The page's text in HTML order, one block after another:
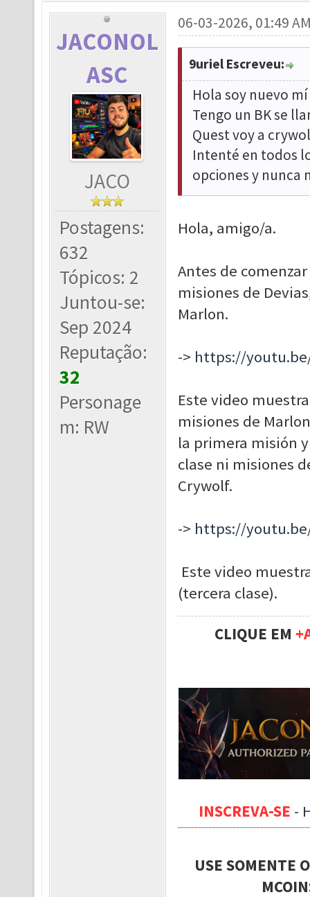
JACONOL
ASC
JACO
Postagens:
632
Tópicos: 2
Juntou-se:
Sep 2024
Reputação:
32
Personage
m: RW
06-03-2026, 01:49
9uriel Escreveu:
Hola soy nuevo
Tengo un BK se
Quest voy a
Intenté en todos
opciones y nunca
Hola, amigo/a.
Antes de
misiones de
Marlon.
-> https://
Este video
misiones de
la primera misión
clase ni misiones
Crywolf.
-> https://
Este video
(tercera clase).
CLIQUE EM
INSCREVA-SE -
USE SOMENTE